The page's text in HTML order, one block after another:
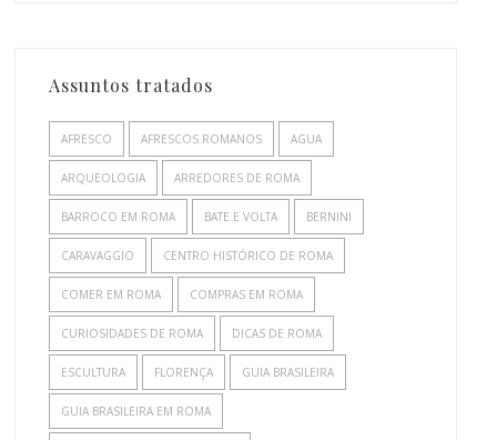
Assuntos tratados
AFRESCO AFRESCOS ROMANOS AGUA
ARQUEOLOGIA ARREDORES DE ROMA
BARROCO EM ROMA BATE E VOLTA BERNINI
CARAVAGGIO CENTRO HISTÓRICO DE ROMA
COMER EM ROMA COMPRAS EM ROMA
CURIOSIDADES DE ROMA DICAS DE ROMA
ESCULTURA FLORENÇA GUIA BRASILEIRA
GUIA BRASILEIRA EM ROMA